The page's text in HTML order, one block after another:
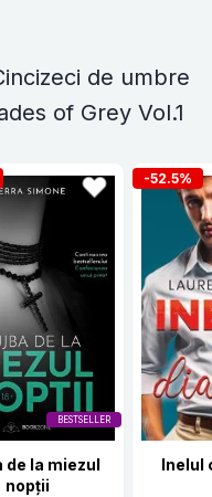
de umbre
of Grey Vol.1
BESTSELLER
de la miezul
nopții
-52.5%
Inelul